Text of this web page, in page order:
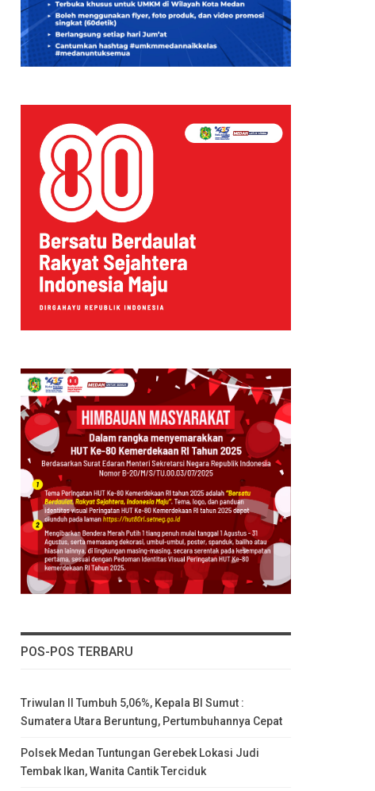
POS-POS TERBARU
Triwulan II Tumbuh 5,06%, Kepala BI Sumut :
Sumatera Utara Beruntung, Pertumbuhannya Cepat
Polsek Medan Tuntungan Gerebek Lokasi Judi
Tembak Ikan, Wanita Cantik Terciduk